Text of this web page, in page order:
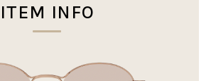
ITEM INFO